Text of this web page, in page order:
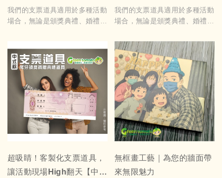
正常交期為定稿後隔5個工作
天，急件費用另計
正常交期為定稿後隔5個工作天
款】
我們的支票道具適用於多種活動
場合，無論是頒獎典禮、婚禮、
為您的活動增添亮點！內容可依
需求客製化，並提供可重複書寫
的支票道具，讓您使用白板筆即
可輕鬆擦寫重複使用，方便又環
保！
支票道具，A:正常尺吋寬110x
高41cm $1600元起 B:縮小尺
吋寬90x高34cm $1300元起
另計，以上報價均為未稅價且不
含運送
款】
我們的支票道具適用於多種活動
場合，無論是頒獎典禮、婚禮、
對、拍照打卡、創意活動，都能
為您的活動增添亮點！內容可依
需求客製化，並提供可重複書寫
的支票道具，讓您使用白板筆即
可輕鬆擦寫重複使用，方便又環
保！
我們的支票道具適用於多種活動
場合，無論是頒獎典禮、婚禮、
尾牙、捐贈儀式，或是生日派
對、拍照打卡、創意活動，都能
需求客製化，並提供可重複書寫
的支票道具，讓您使用白板筆即
超吸睛！客製化支票道具，
讓活動現場High翻天【中式
無框畫工藝｜為您的牆面帶
來無限魅力